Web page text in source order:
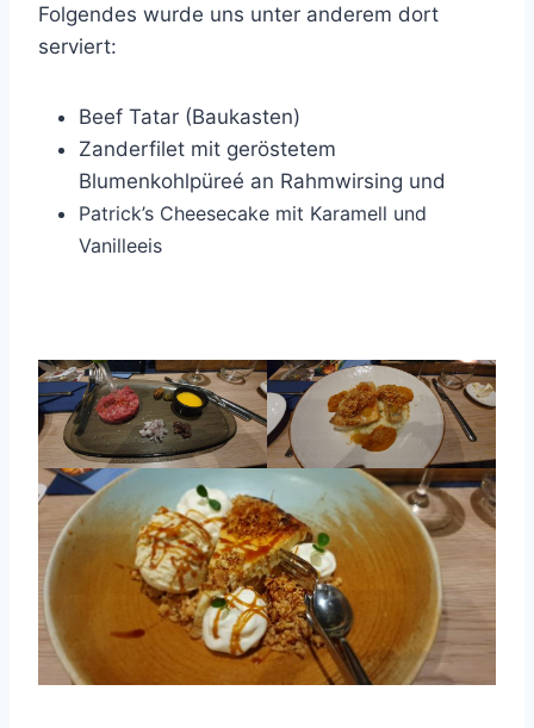
Folgendes wurde uns unter anderem dort
serviert:
Beef Tatar (Baukasten)
Zanderfilet mit geröstetem
Blumenkohlpüreé an Rahmwirsing und
Patrick’s Cheesecake mit Karamell und
Vanilleeis